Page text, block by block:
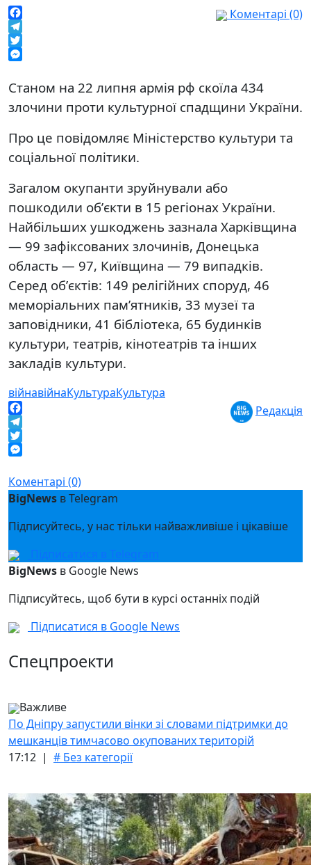
Facebook
Telegram
Twitter
Коментарі (0)
Станом на 22 липня армія рф скоїла 434
злочини проти культурної спадщини України.
Про це повідомляє Міністерство культури та
соціальної політики.
Загалом окупанти зруйнували або
пошкодили обʼєкти в 15 регіонах України.
Найбільших ушкоджень зазнала Харківщина
— 99 зафіксованих злочинів, Донецька
область — 97, Київщина — 79 випадків.
Серед обʼєктів: 149 релігійних споруд, 46
меморіальних пам’ятників, 33 музеї та
заповідники, 41 бібліотека, 65 будинків
культури, театрів, кінотеатрів та інших
закладів культури.
війнавійнаКультураКультура
Facebook
Telegram
Twitter
Редакція
Коментарі (0)
BigNews в Telegram
Підписуйтесь, у нас тільки найважливіше і цікавіше
Підписатися в Telegram
BigNews в Google News
Підписуйтесь, щоб бути в курсі останніх подій
Підписатися в Google News
Спецпроекти
Важливе
По Дніпру запустили вінки зі словами підтримки до
мешканців тимчасово окупованих територій
17:12 | # Без категорії